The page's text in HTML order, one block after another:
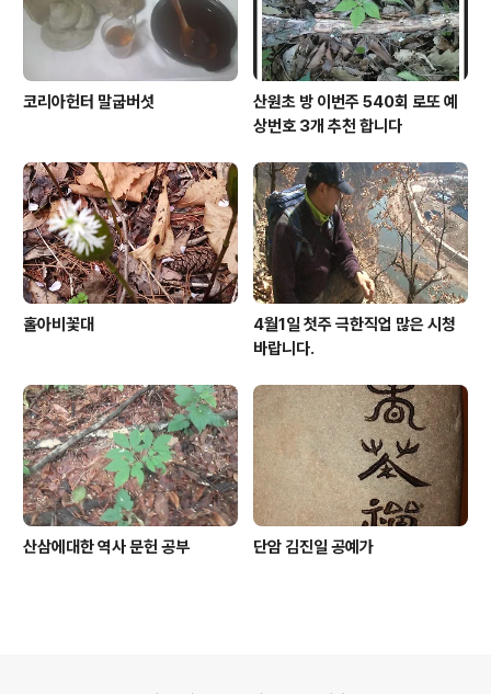
코리아헌터 말굽버섯
산원초 방 이번주 540회 로또 예
상번호 3개 추천 합니다
홀아비꽃대
4월1일 첫주 극한직업 많은 시청
바랍니다.
산삼에대한 역사 문헌 공부 단암 김진일 공예가